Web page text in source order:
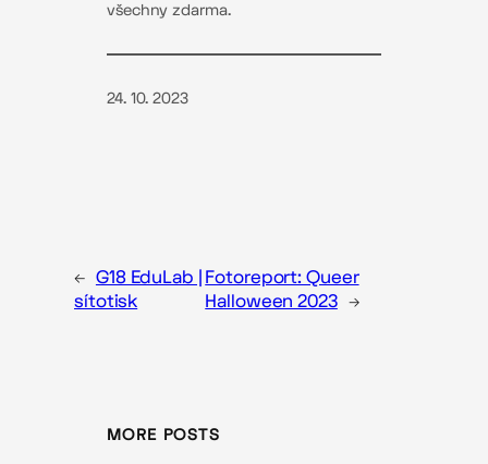
všechny zdarma.
24. 10. 2023
← G18 EduLab |
sítotisk
Fotoreport: Queer
Halloween 2023 →
MORE POSTS